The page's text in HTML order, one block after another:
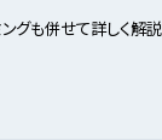
グも併せて詳しく解